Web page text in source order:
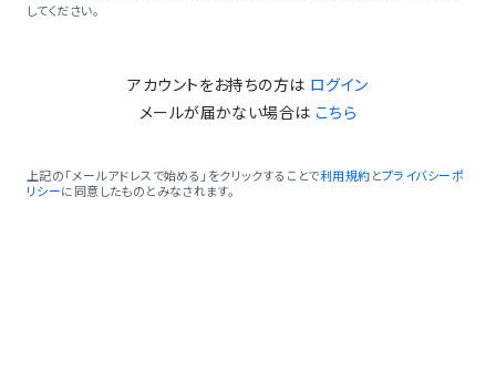
してください。
アカウントをお持ちの方は ログイン
メールが届かない場合は こちら
上記の「メールアドレスで始める」をクリックすることで利用規約 とプライバシーポ
リシーに同意したものとみなされます。